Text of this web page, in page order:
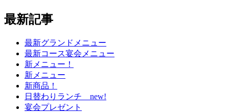
最新記事
最新グランドメニュー
最新コース宴会メニュー
新メニュー！
新メニュー
新商品！
日替わりランチ new!
宴会プレゼント